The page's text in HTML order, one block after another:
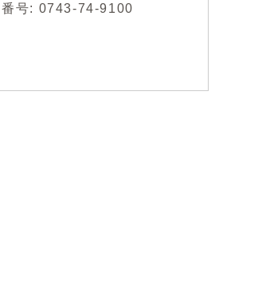
号: 0743-74-9100